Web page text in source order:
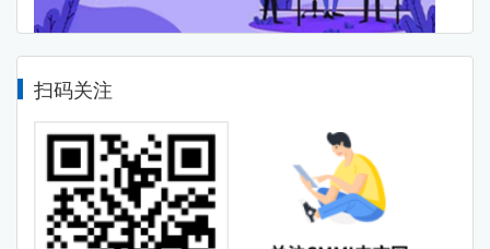
扫码关注